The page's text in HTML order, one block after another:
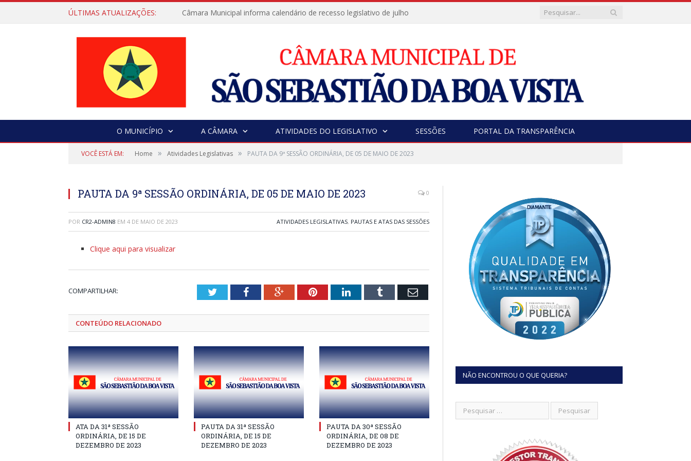
ÚLTIMAS ATUALIZAÇÕES: Câmara Municipal informa calendário de recesso legislativo de julho
O MUNICÍPIO A CÂMARA ATIVIDADES DO LEGISLATIVO SESSÕES PORTAL DA TRANSPARÊNCIA
VOCÊ ESTÁ EM: Home » Atividades Legislativas » PAUTA DA 9ª SESSÃO ORDINÁRIA, DE 05 DE MAIO DE 2023
PAUTA DA 9ª SESSÃO ORDINÁRIA, DE 05 DE MAIO DE 2023 0
POR CR2-ADMIN8 EM 4 DE MAIO DE 2023 ATIVIDADES LEGISLATIVAS, PAUTAS E ATAS DAS SESSÕES
Clique aqui para visualizar
COMPARTILHAR: TwitterFacebookGoogle+PinterestLinkedInTumblr Email
CONTEÚDO RELACIONADO
ATA DA 31ª SESSÃO
ORDINÁRIA, DE 15 DE
DEZEMBRO DE 2023
PAUTA DA 31ª SESSÃO
ORDINÁRIA, DE 15 DE
DEZEMBRO DE 2023
PAUTA DA 30ª SESSÃO
ORDINÁRIA, DE 08 DE
DEZEMBRO DE 2023
NÃO ENCONTROU O QUE QUERIA?